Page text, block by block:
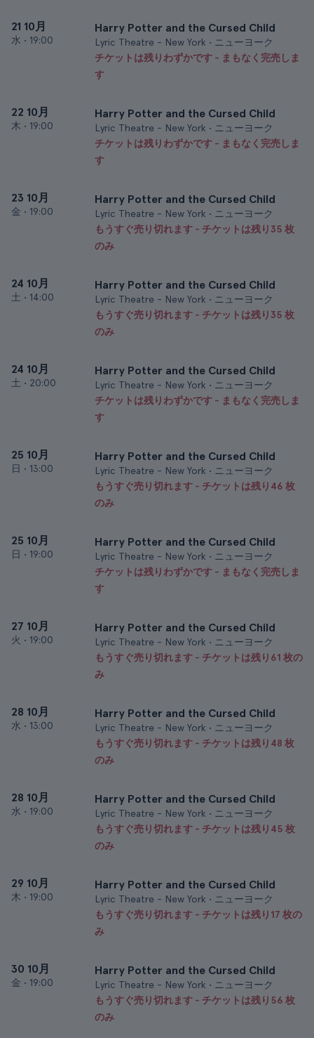
21 10月
水 • 19:00
Harry Potter and the Cursed Child
Lyric Theatre - New York • ニューヨーク
チケットは残りわずかです - まもなく完売しま
す
22 10月
木 • 19:00
Harry Potter and the Cursed Child
Lyric Theatre - New York • ニューヨーク
チケットは残りわずかです - まもなく完売しま
す
23 10月
金 • 19:00
Harry Potter and the Cursed Child
Lyric Theatre - New York • ニューヨーク
もうすぐ売り切れます - チケットは残り35 枚
のみ
24 10月
土 • 14:00
Harry Potter and the Cursed Child
Lyric Theatre - New York • ニューヨーク
もうすぐ売り切れます - チケットは残り35 枚
のみ
24 10月
土 • 20:00
Harry Potter and the Cursed Child
Lyric Theatre - New York • ニューヨーク
チケットは残りわずかです - まもなく完売しま
す
25 10月
日 • 13:00
Harry Potter and the Cursed Child
Lyric Theatre - New York • ニューヨーク
もうすぐ売り切れます - チケットは残り46 枚
のみ
25 10月
日 • 19:00
Harry Potter and the Cursed Child
Lyric Theatre - New York • ニューヨーク
チケットは残りわずかです - まもなく完売しま
す
27 10月
火 • 19:00
Harry Potter and the Cursed Child
Lyric Theatre - New York • ニューヨーク
もうすぐ売り切れます - チケットは残り61 枚の
み
28 10月
水 • 13:00
Harry Potter and the Cursed Child
Lyric Theatre - New York • ニューヨーク
もうすぐ売り切れます - チケットは残り48 枚
のみ
28 10月
水 • 19:00
Harry Potter and the Cursed Child
Lyric Theatre - New York • ニューヨーク
もうすぐ売り切れます - チケットは残り45 枚
のみ
29 10月
木 • 19:00
Harry Potter and the Cursed Child
Lyric Theatre - New York • ニューヨーク
もうすぐ売り切れます - チケットは残り17 枚の
み
30 10月
金 • 19:00
Harry Potter and the Cursed Child
Lyric Theatre - New York • ニューヨーク
もうすぐ売り切れます - チケットは残り56 枚
のみ